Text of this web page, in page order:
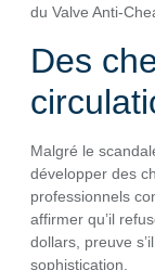
du Valve Anti-
Des
Malgré le
développer des
professionnels
affirmer qu’il
dollars, preuve
sophistication.